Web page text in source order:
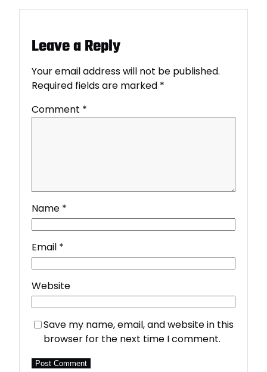
Leave a Reply
Your email address will not be published.
Required fields are marked *
Comment *
Name *
Email *
Website
Save my name, email, and website in this
browser for the next time I comment.